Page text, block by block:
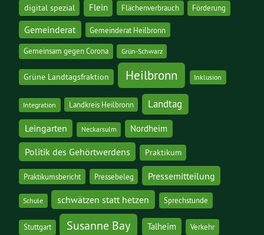
digital spezial Flein Flächenverbrauch Förderung
Gemeinderat Gemeinderat Heilbronn
Gemeinsam gegen Corona Grün-Schwarz
Grüne Landtagsfraktion Heilbronn Inklusion
Integration Landkreis Heilbronn Landtag
Leingarten Neckarsulm Nordheim
Politik des Gehörtwerdens Praktikum
Praktikumsbericht Pressebeleg Pressemitteilung
Schule schwätzen statt hetzen Sprechstunde
Stuttgart Susanne Bay Talheim Verkehr